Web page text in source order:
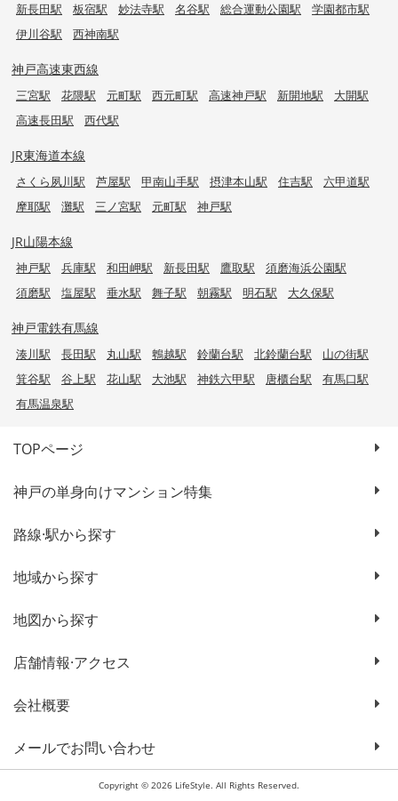
新長田駅
板宿駅 妙法寺駅 名谷駅 総合運動公園駅
学園都市駅
伊川谷駅
西神南駅
神戸高速東西線
三宮駅 花隈駅 元町駅 西元町駅 高速神戸駅 新開地駅
大開駅
高速長田駅
西代駅
JR東海道本線
さくら夙川駅 芦屋駅 甲南山手駅 摂津本山駅 住吉駅
六甲道駅
摩耶駅
灘駅 三ノ宮駅 元町駅 神戸駅
JR山陽本線
神戸駅 兵庫駅 和田岬駅 新長田駅 鷹取駅
須磨海浜公園駅
須磨駅
塩屋駅 垂水駅 舞子駅 朝霧駅 明石駅 大久保駅
神戸電鉄有馬線
湊川駅 長田駅 丸山駅 鵯越駅 鈴蘭台駅 北鈴蘭台駅
山の街駅
箕谷駅
谷上駅 花山駅 大池駅 神鉄六甲駅 唐櫃台駅
有馬口駅
有馬温泉駅
TOPページ
神戸の単身向けマンション特集
路線·駅から探す
地域から探す
地図から探す
店舗情報·アクセス
会社概要
メールでお問い合わせ
Copyright © 2026 LifeStyle. All Rights Reserved.